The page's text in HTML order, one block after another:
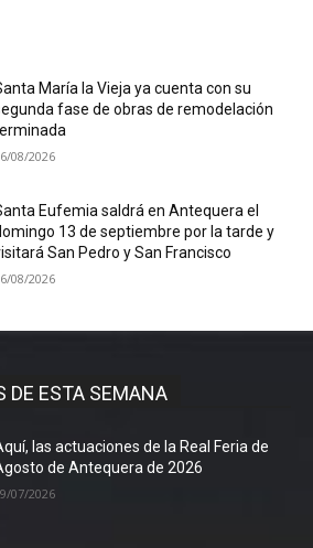
María la Vieja ya cuenta con su
fase de obras de remodelación
08/2026
Eufemia saldrá en Antequera el
13 de septiembre por la tarde y
San Pedro y San Francisco
08/2026
DE ESTA SEMANA
las actuaciones de la Real Feria de
de Antequera de 2026
07/2026